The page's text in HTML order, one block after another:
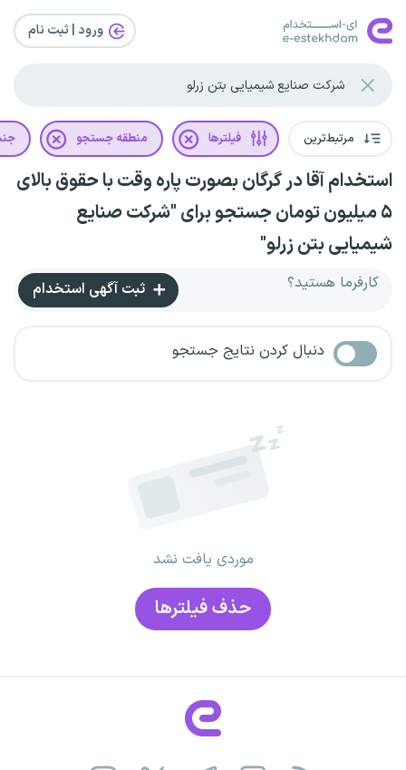
ورود | ثبت‌ نام
مرتبط‌ترین فیلترها منطقه جستجو
استخدام آقا در گرگان بصورت پاره وقت با حقوق بالای
۵ میلیون تومان جستجو برای "شرکت صنایع
شیمیایی بتن زرلو"
کارفرما هستید؟ ثبت آگهی استخدام
دنبال کردن نتایج جستجو
موردی یافت نشد
حذف فیلتر‌ها